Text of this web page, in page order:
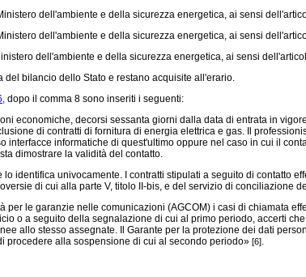
dell'ambiente e della sicurezza energetica, ai sensi
dell'ambiente e della sicurezza energetica, ai sensi
dell'ambiente e della sicurezza energetica, ai sensi
bilancio dello Stato e restano acquisite all'erario.
dopo il comma 8 sono inseriti i seguenti:
economiche, decorsi sessanta giorni dalla data di entrata in
di contratti di fornitura di energia elettrica e gas. Il
informatiche di quest'ultimo oppure nel caso in cui il
dimostrare la validità del contatto.
identifica univocamente. I contratti stipulati a seguito di contatto
di cui alla parte V, titolo II-bis, e del servizio di conciliazione
le garanzie nelle comunicazioni (AGCOM) i casi di chiamata
o a seguito della segnalazione di cui al primo periodo, accerti
allo stesso assegnate. Il Garante per la protezione dei dati
procedere alla sospensione di cui al secondo periodo» [6].